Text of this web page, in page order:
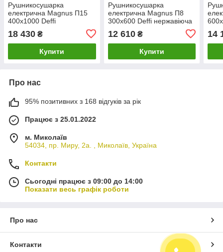
Рушникосушарка
електрична Magnus П15
400х1000 Deffi
нержавіюча сталь (Білий,
WD04, Праве
підключення)
18 430 ₴
Купити
Рушникосушарка
електрична Magnus П8
300х600 Deffi нержавіюча
Праве підключення)
12 610₴
Купити
14
Про нас
95% позитивних з 168 відгуків за рік
Працює з 25.01.2022
м. Миколаїв
54034, пр. Миру, 2а. , Миколаїв, Україна
Контакти
Сьогодні працює з 09:00 до 14:00
Показати весь графік роботи
Про нас
Контакти